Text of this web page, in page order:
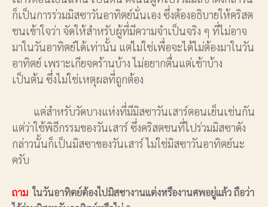
ก็เป็นการร่วมมิสซาวันอาทิตย์นั่นเอง ซึ่งต้องอธิบายให้คริสต
ชนเข้าใจว่า จัดให้สำหรับผู้ที่มีความจำเป็นจริง ๆ ที่ไม่อาจ
มาในวันอาทิตย์ได้เท่านั้น แต่ไม่ใช่เพื่อจะได้ไม่ต้องมาในวัน
อาทิตย์ เพราะเกียจคร้านบ้าง ไม่อยากตื่นแต่เช้าบ้าง
เป็นต้น ซึ่งไม่ใช่เหตุผลที่ถูกต้อง
แต่สำหรับวัดบางแห่งที่มีมิสซาวันเสาร์ตอนเย็นเช่นกัน
แต่ว่าใช้พิธีกรรมของวันเสาร์ ซึ่งคริสตชนที่ไปร่วมมิสซาดัง
กล่าวนั้นก็เป็นมิสซาของวันเสาร์ ไม่ใช่มิสซาวันอาทิตย์นะ
ครับ
ถาม ในวันอาทิตย์ต้องไปมิสซางานแต่งหรืองานศพอยู่แล้ว ถือว่า